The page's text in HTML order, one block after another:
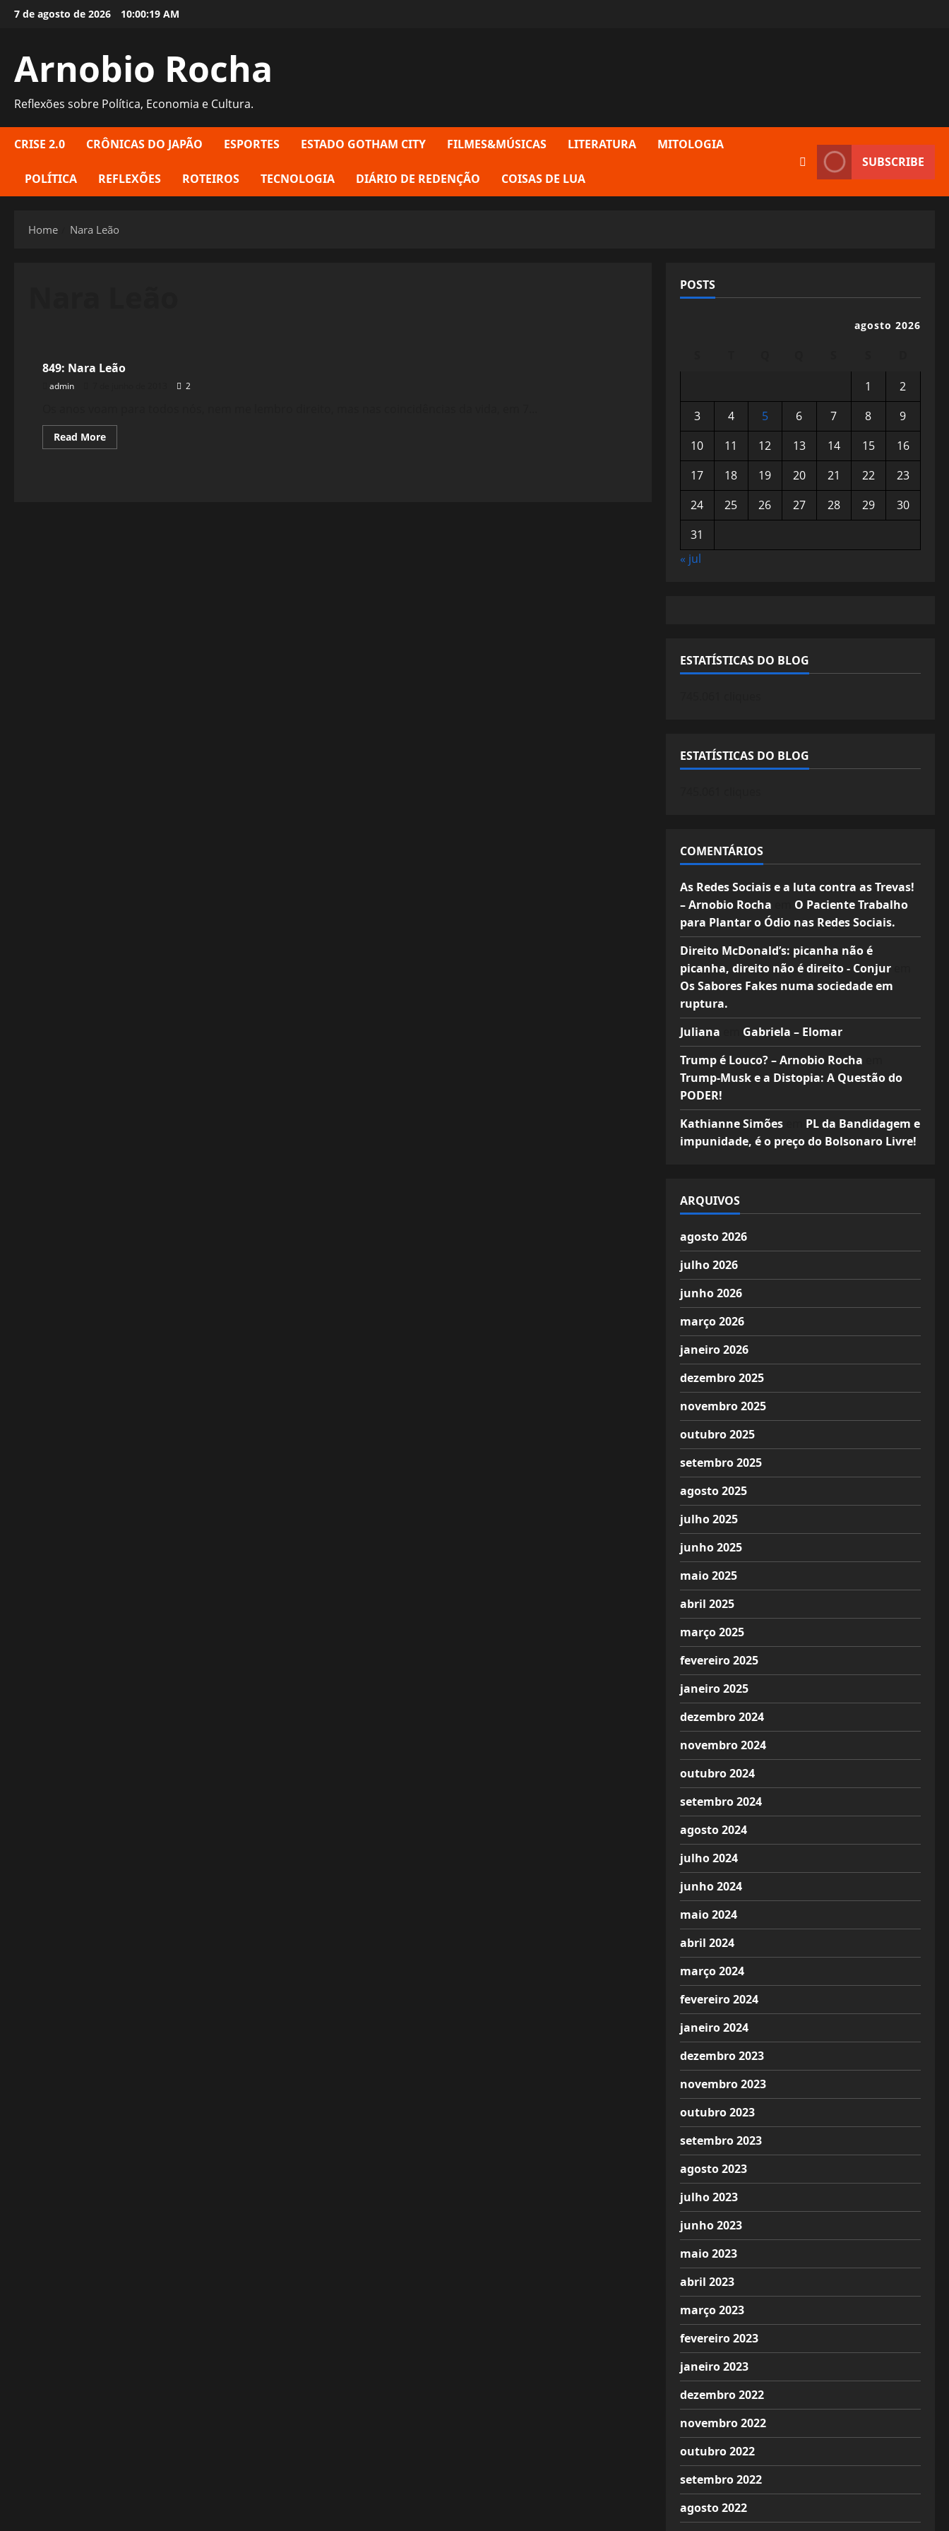
Skip7 de agosto de 2026 10:00:20 AM
Arnobio Rocha
Reflexões sobre Política, Economia e Cultura.
CRISE 2.0 CRÔNICAS DO JAPÃO ESPORTES ESTADO GOTHAM CITY FILMES&MÚSICAS LITERATURA MITOLOGIA
POLÍTICA REFLEXÕES ROTEIROS TECNOLOGIA DIÁRIO DE REDENÇÃO COISAS DE LUA
SUBSCRIBE
Home Nara Leão
849: Nara Leão
admin 2
Read MoreRead
more
POSTS
agosto 2026
1
2
3
4 5 6 7 8
9
10
11 12 13 14 15
16
17
18 19 20 21 22
23
24
25 26 27 28 29
30
31
« jul
ESTATÍSTICAS DO BLOG
ESTATÍSTICAS DO BLOG
COMENTÁRIOS
As Redes Sociais e a luta contra as Trevas!
– Arnobio Rocha
O Paciente Trabalho
para Plantar o Ódio nas Redes Sociais.
Direito McDonald’s: picanha não é
picanha, direito não é direito - Conjurem
Os Sabores Fakes numa sociedade em
ruptura.
Juliana
Gabriela – Elomar
Trump é Louco? – Arnobio Rocha
Trump-Musk e a Distopia: A Questão do
PODER!
Kathianne Simõesem PL da Bandidagem e
impunidade, é o preço do Bolsonaro Livre!
ARQUIVOS
agosto 2026
julho 2026
junho 2026
março 2026
janeiro 2026
dezembro 2025
novembro 2025
outubro 2025
setembro 2025
agosto 2025
julho 2025
junho 2025
maio 2025
abril 2025
março 2025
fevereiro 2025
janeiro 2025
dezembro 2024
novembro 2024
outubro 2024
setembro 2024
agosto 2024
julho 2024
junho 2024
maio 2024
abril 2024
março 2024
fevereiro 2024
janeiro 2024
dezembro 2023
novembro 2023
outubro 2023
setembro 2023
agosto 2023
julho 2023
junho 2023
maio 2023
abril 2023
março 2023
fevereiro 2023
janeiro 2023
dezembro 2022
novembro 2022
outubro 2022
setembro 2022
agosto 2022